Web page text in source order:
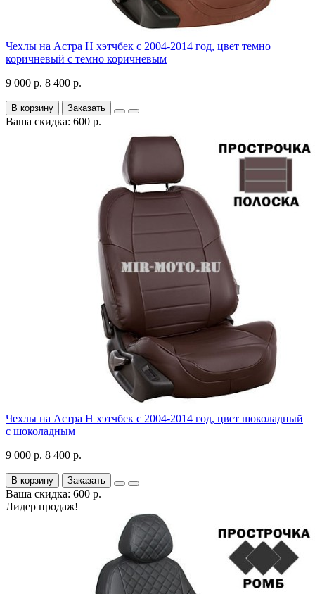
Чехлы на Астра H хэтчбек с 2004-2014 год, цвет темно
коричневый с темно коричневым
9 000 р. 8 400 р.
В корзину Заказать
Ваша скидка: 600 р.
Чехлы на Астра H хэтчбек с 2004-2014 год, цвет шоколадный
с шоколадным
9 000 р. 8 400 р.
В корзину Заказать
Ваша скидка: 600 р.
Лидер продаж!